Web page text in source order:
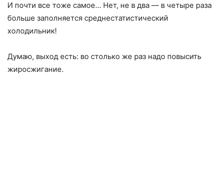
И почти все тоже самое… Нет, не в два — в четыре раза
больше заполняется среднестатистический
холодильник!
Думаю, выход есть: во столько же раз надо повысить
жиросжигание.